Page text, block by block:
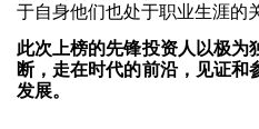
于自身他们也处于职业生涯的
此次上榜的先锋投资人以极为
断，走在时代的前沿，见证和
发展。